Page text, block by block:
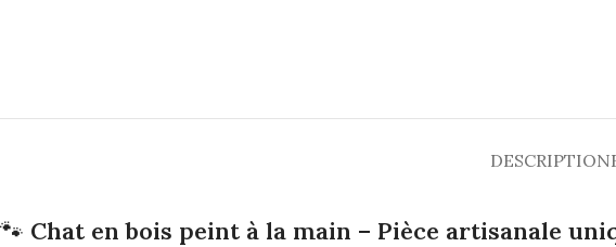
DESCRIPTION
🐾 Chat en bois peint à la main – Pièce artisanale